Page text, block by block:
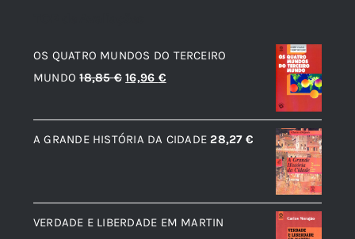
OS QUATRO MUNDOS DO TERCEIRO
MUNDO 18,85€ O
original
era:
16,96 €O
atual
é:
A GRANDE HISTÓRIA DA CIDADE 28,27 €
VERDADE E LIBERDADE EM MARTIN